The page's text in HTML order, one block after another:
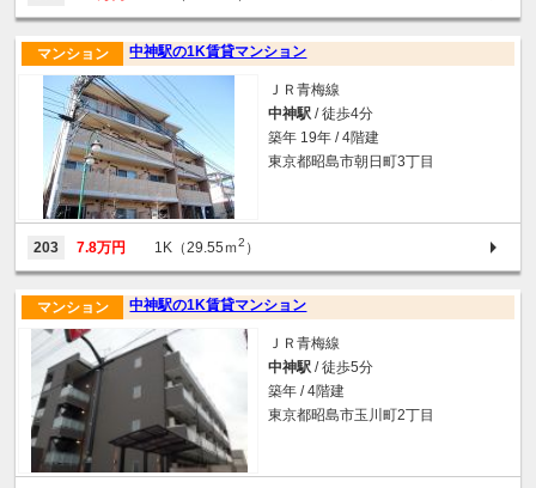
中神駅の1K賃貸マンション
マンション
ＪＲ青梅線
中神駅 / 徒歩4分
築年 19年 / 4階建
東京都昭島市朝日町3丁目
203 7.8万円 1K（29.55ｍ2 ）
中神駅の1K賃貸マンション
マンション
ＪＲ青梅線
中神駅 / 徒歩5分
築年 / 4階建
東京都昭島市玉川町2丁目